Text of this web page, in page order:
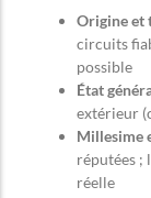
Origine et
circuits
possible
État
extérieur
Millesime
réputées ;
réelle